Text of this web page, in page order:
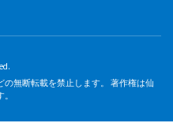
無断転載を禁止します。 著作権は仙